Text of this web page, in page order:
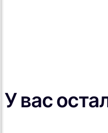
У вас